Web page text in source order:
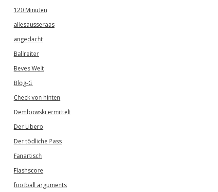
120 Minuten
allesausseraas
angedacht
Ballreiter
Beves Welt
Blog-G
Check von hinten
Dembowski ermittelt
Der Libero
Der tödliche Pass
Fanartisch
Flashscore
football arguments